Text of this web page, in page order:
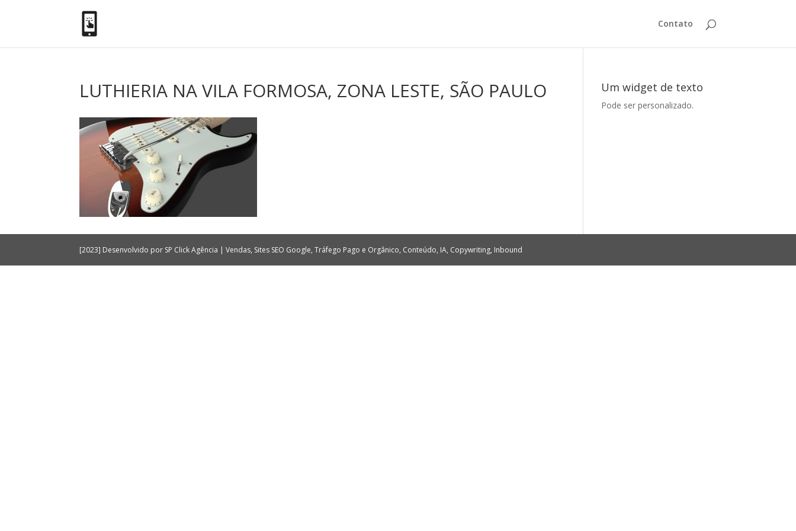
Contato
LUTHIERIA NA VILA FORMOSA, ZONA LESTE, SÃO PAULO Um widget de texto
Pode ser personalizado.
[2023] Desenvolvido por SP Click Agência | Vendas, Sites SEO Google, Tráfego Pago e Orgânico, Conteúdo, IA, Copywriting, Inbound